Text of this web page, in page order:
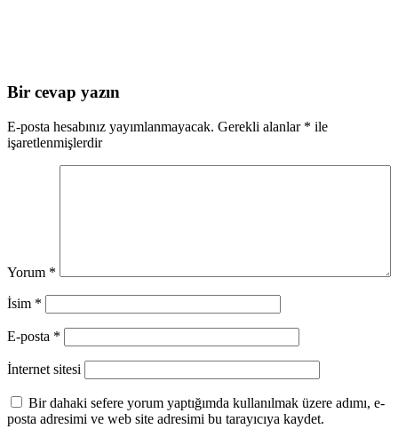
Bir cevap yazın
E-posta hesabınız yayımlanmayacak. Gerekli alanlar * ile
işaretlenmişlerdir
Yorum *
İsim *
E-posta *
İnternet sitesi
Bir dahaki sefere yorum yaptığımda kullanılmak üzere adımı, e-
posta adresimi ve web site adresimi bu tarayıcıya kaydet.